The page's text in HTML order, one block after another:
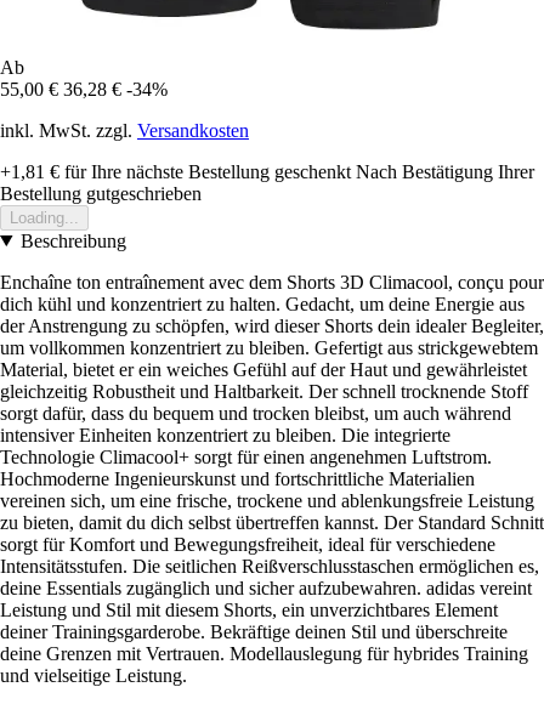
Ab
55,00 € 36,28 € -34%
inkl. MwSt. zzgl. Versandkosten
+1,81 € für Ihre nächste Bestellung geschenkt Nach Bestätigung Ihrer
Bestellung gutgeschrieben
Loading...
Beschreibung
Enchaîne ton entraînement avec dem Shorts 3D Climacool, conçu pour
dich kühl und konzentriert zu halten. Gedacht, um deine Energie aus
der Anstrengung zu schöpfen, wird dieser Shorts dein idealer Begleiter,
um vollkommen konzentriert zu bleiben. Gefertigt aus strickgewebtem
Material, bietet er ein weiches Gefühl auf der Haut und gewährleistet
gleichzeitig Robustheit und Haltbarkeit. Der schnell trocknende Stoff
sorgt dafür, dass du bequem und trocken bleibst, um auch während
intensiver Einheiten konzentriert zu bleiben. Die integrierte
Technologie Climacool+ sorgt für einen angenehmen Luftstrom.
Hochmoderne Ingenieurskunst und fortschrittliche Materialien
vereinen sich, um eine frische, trockene und ablenkungsfreie Leistung
zu bieten, damit du dich selbst übertreffen kannst. Der Standard Schnitt
sorgt für Komfort und Bewegungsfreiheit, ideal für verschiedene
Intensitätsstufen. Die seitlichen Reißverschlusstaschen ermöglichen es,
deine Essentials zugänglich und sicher aufzubewahren. adidas vereint
Leistung und Stil mit diesem Shorts, ein unverzichtbares Element
deiner Trainingsgarderobe. Bekräftige deinen Stil und überschreite
deine Grenzen mit Vertrauen. Modellauslegung für hybrides Training
und vielseitige Leistung.